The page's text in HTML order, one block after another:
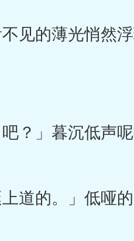
见的薄光悄然
」暮沉低声呢
道的。」低哑